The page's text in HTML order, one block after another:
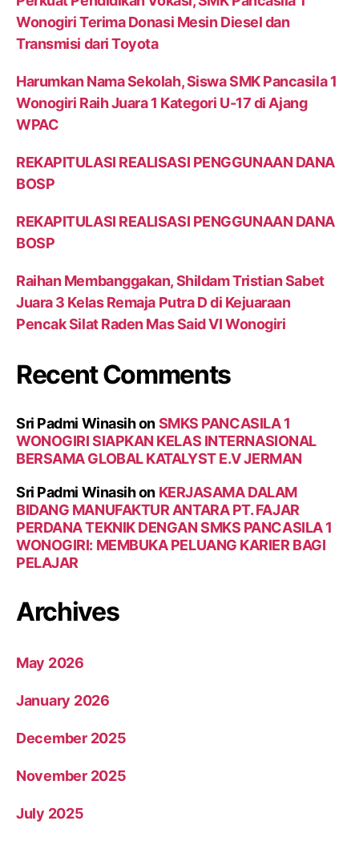
Wonogiri Terima Donasi Mesin Diesel dan
Transmisi dari Toyota
Harumkan Nama Sekolah, Siswa SMK Pancasila 1
Wonogiri Raih Juara 1 Kategori U-17 di Ajang
WPAC
REKAPITULASI REALISASI PENGGUNAAN DANA
BOSP
REKAPITULASI REALISASI PENGGUNAAN DANA
BOSP
Raihan Membanggakan, Shildam Tristian Sabet
Juara 3 Kelas Remaja Putra D di Kejuaraan
Pencak Silat Raden Mas Said VI Wonogiri
Recent Comments
Sri Padmi WinasihonSMKS PANCASILA 1
WONOGIRI SIAPKAN KELAS INTERNASIONAL
BERSAMA GLOBAL KATALYST E.V JERMAN
Sri Padmi Winasihon KERJASAMA DALAM
BIDANG MANUFAKTUR ANTARA PT. FAJAR
PERDANA TEKNIK DENGAN SMKS PANCASILA 1
WONOGIRI: MEMBUKA PELUANG KARIER BAGI
PELAJAR
Archives
May 2026
January 2026
December 2025
November 2025
July 2025